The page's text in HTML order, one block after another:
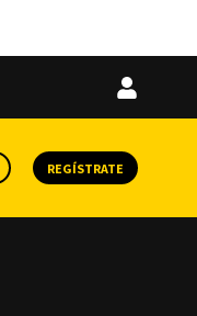
Iniciar
REGÍSTRATE